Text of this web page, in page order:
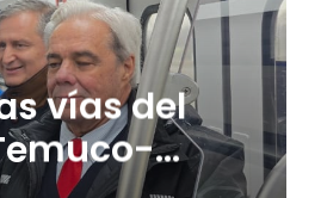
vías del